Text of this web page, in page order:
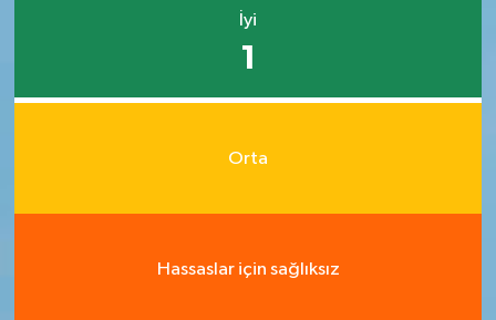
İyi
1
Orta
Hassaslar için sağlıksız